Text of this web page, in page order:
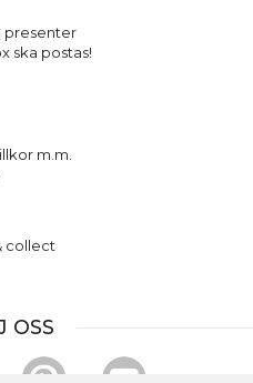
presenter
ska postas!
m.m.
collect
OSS